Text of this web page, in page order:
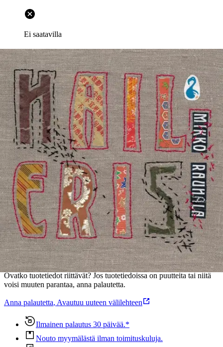
Ei saatavilla
Tuotekuvaus
"Eris ihasteli Troijan paloa kaukaiselta kukkulalta. Pienestä
omenasta oli syntynyt suurempi sose kuin hänkään olisi osannut
arvata. Ja nälkä kasvoi syödessä." Hail Eris kulkee Eris-jumalattaren
jalanjäljissä aikakausien halki. Häntä seuraavasta eripurasta mutta
myös luovasta kaaoksesta nauttivat erityisesti diskordianismin
tuntevat, mutta lyhyet tarinat huvittavat kaikkia - onhan jok'ikinen
ihminen diskordianismin aito ja valtuutettu paavi.
Ominaisuudet
Oletko tyytyväinen tuotetietoihin?
Ovatko tuotetiedot riittävät? Jos tuotetiedoissa on puutteita tai niitä
voisi muuten parantaa, anna palautetta.
Anna palautetta, Avautuu uuteen välilehteen
Ilmainen palautus 30 päivää.*
Nouto myymälästä ilman toimituskuluja.